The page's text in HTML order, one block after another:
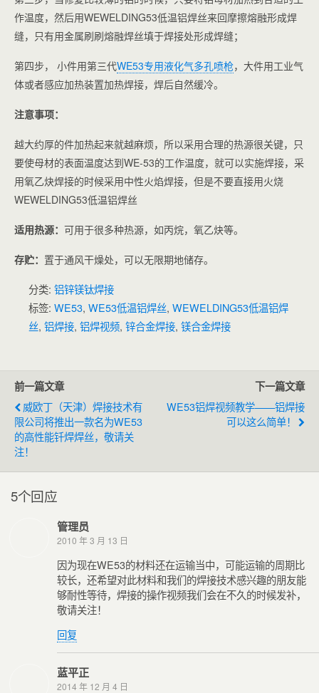
作温度，然后用WEWELDING53低温铝焊丝来回摩擦熔融形成焊
缝，只有用金属刷刷熔融焊丝填于焊接处形成焊缝；
第四步， 小件用第三代WE53专用液化气多孔喷枪，大件用工业气
体或者感应加热装置加热焊接，焊后自然缓冷。
注意事项：
越大约厚的件加热起来就越麻烦，所以采用合理的热源很关键，只
要使母材的表面温度达到WE-53的工作温度，就可以实施焊接，采
用氧乙炔焊接的时候采用中性火焰焊接，但是不要直接用火烧
WEWELDING53低温铝焊丝
适用热源： 可用于很多种热源，如丙烷，氧乙炔等。
存贮： 置于通风干燥处，可以无限期地储存。
分类: 铝锌镁钛焊接
标签: WE53, WE53低温铝焊丝, WEWELDING53低温铝焊
丝, 铝焊接, 铝焊视频, 锌合金焊接, 镁合金焊接
前一篇文章
威欧丁（天津）焊接技术有
限公司将推出一款名为WE53
的高性能钎焊焊丝，敬请关
注！
下一篇文章
WE53铝焊视频教学——铝焊接
可以这么简单！
5个回应
管理员
2010 年 3 月 13 日
因为现在WE53的材料还在运输当中，可能运输的周期比
较长，还希望对此材料和我们的焊接技术感兴趣的朋友能
够耐性等待，焊接的操作视频我们会在不久的时候发补，
敬请关注！
回复
蓝平正
2014 年 12 月 4 日